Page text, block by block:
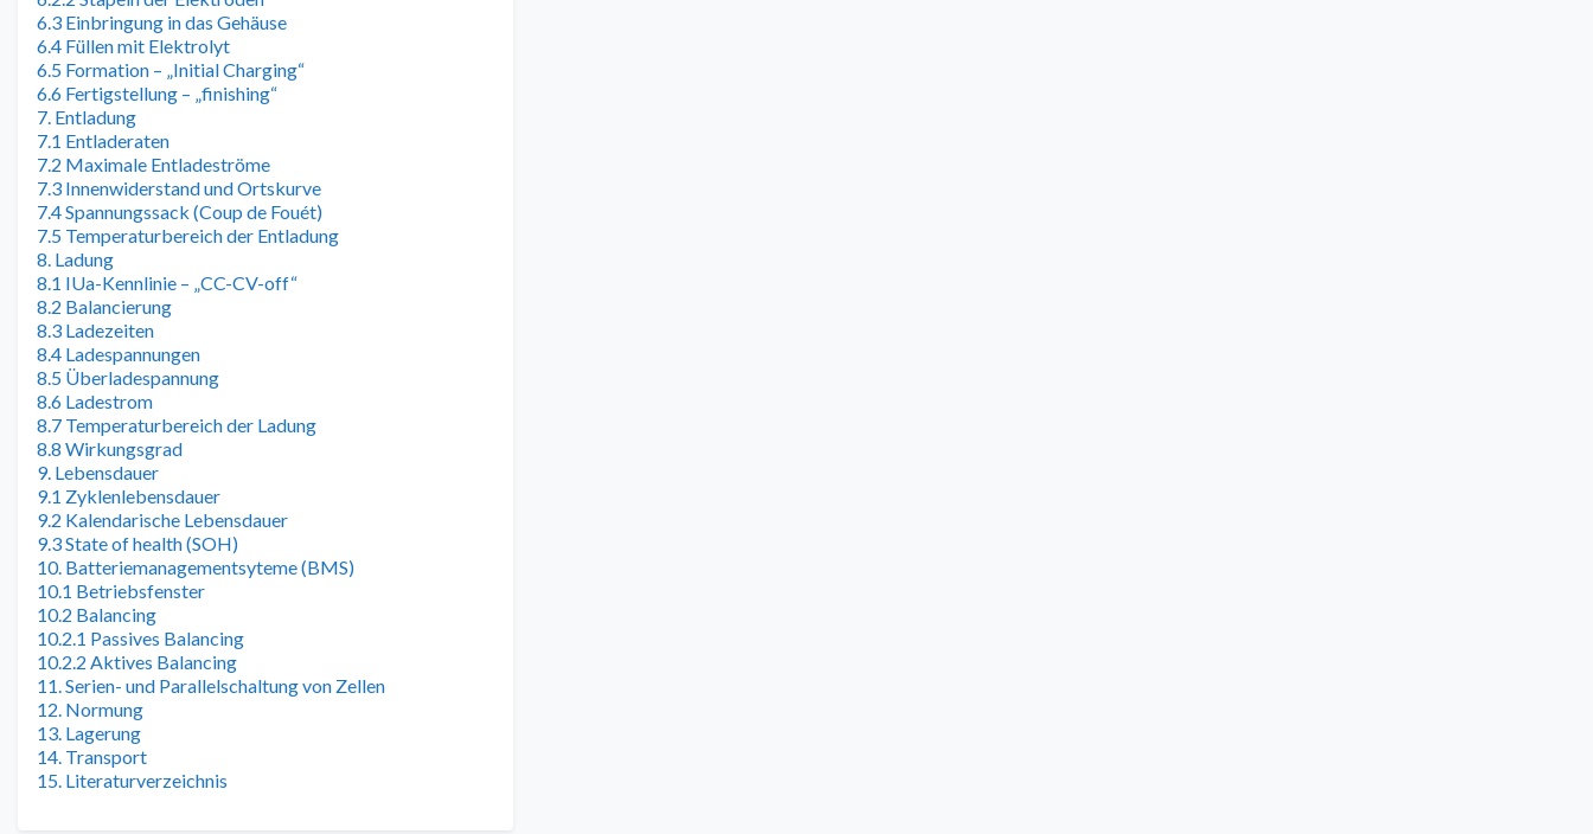
6.3 Einbringung in das Gehäuse
6.4 Füllen mit Elektrolyt
6.5 Formation – „Initial Charging“
6.6 Fertigstellung – „finishing“
7. Entladung
7.1 Entladeraten
7.2 Maximale Entladeströme
7.3 Innenwiderstand und Ortskurve
7.4 Spannungssack (Coup de Fouét)
7.5 Temperaturbereich der Entladung
8. Ladung
8.1 IUa-Kennlinie – „CC-CV-off“
8.2 Balancierung
8.3 Ladezeiten
8.4 Ladespannungen
8.5 Überladespannung
8.6 Ladestrom
8.7 Temperaturbereich der Ladung
8.8 Wirkungsgrad
9. Lebensdauer
9.1 Zyklenlebensdauer
9.2 Kalendarische Lebensdauer
9.3 State of health (SOH)
10. Batteriemanagementsyteme (BMS)
10.1 Betriebsfenster
10.2 Balancing
10.2.1 Passives Balancing
10.2.2 Aktives Balancing
11. Serien- und Parallelschaltung von Zellen
12. Normung
13. Lagerung
14. Transport
15. Literaturverzeichnis